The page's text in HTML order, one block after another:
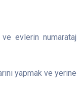
evlerin numarataj
yapmak ve yerine